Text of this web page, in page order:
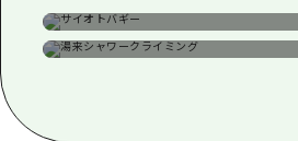
広島の避暑地で楽